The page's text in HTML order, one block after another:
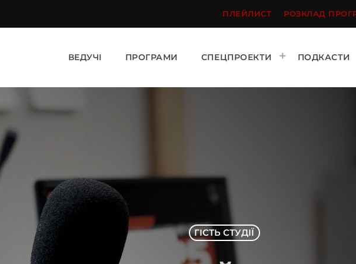
ПЛЕЙЛИСТ РОЗКЛАД
ВЕДУЧІ ПРОГРАМИ СПЕЦПРОЕКТИ ПОДКАСТИ
ГІСТЬ СТУДІЇ